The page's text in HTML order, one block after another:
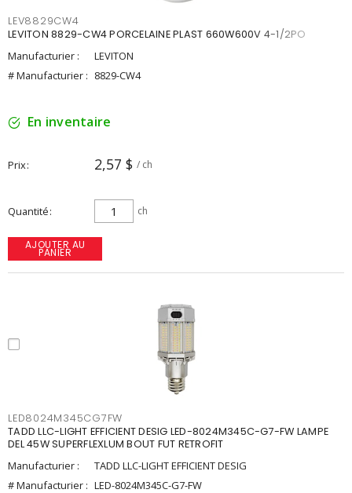
LEV8829CW4
LEVITON 8829-CW4 PORCELAINE PLAST 660W600V 4-1/2PO
Manufacturier :
LEVITON
# Manufacturier : 8829-CW4
En inventaire
Prix 2,57 $ / ch
Quantité ch
AJOUTER AU
PANIER
LED8024M345CG7FW
TADD LLC-LIGHT EFFICIENT DESIG LED-8024M345C-G7-FW LAMPE
DEL 45W SUPERFLEXLUM BOUT FUT RETROFIT
Manufacturier :
TADD LLC-LIGHT EFFICIENT DESIG
# Manufacturier : LED-8024M345C-G7-FW